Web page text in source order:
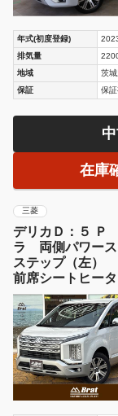
年式(初度登録)
排気量
地域
茨
保証
保
在庫
三菱
デリカＤ：５ Ｐ
ラ 両側パワー
ステップ（左
前席シートヒー
コーダー